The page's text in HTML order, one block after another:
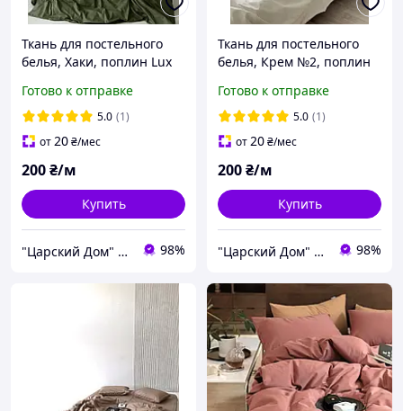
Ткань для постельного
белья, Хаки, поплин Lux
Готово к отправке
5.0 (1)
от20₴/мес
200₴/м
Купить
"Царский Дом" - производитель постельного белья из натуральных тканей 98%
Ткань для постельного
белья, Крем №2, поплин
Готово к отправке
5.0 (1)
от20₴/мес
200₴/м
Купить
"Царский Дом" - производитель постельного белья из натуральных тканей 98%